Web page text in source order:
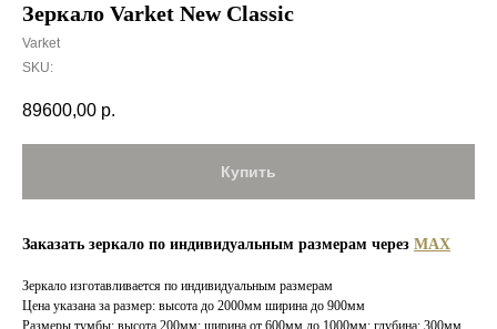
Зеркало Varket New Classic
Varket
SKU:
89600,00 р.
Купить
Заказать зеркало по индивидуальным размерам через MAX
Зеркало изготавливается по индивидуальным размерам
Цена указана за размер: высота до 2000мм ширина до 900мм